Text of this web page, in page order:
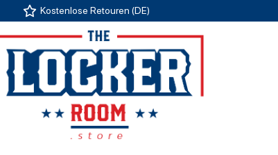
Kostenlose Retouren (DE)